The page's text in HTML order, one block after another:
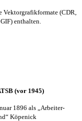
Vektorgrafikformate (CDR,
enthalten.
(vor 1945)
1896 als „Arbeiter-
Köpenick